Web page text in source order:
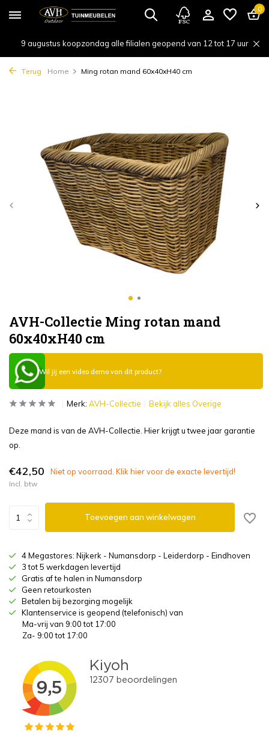
0
9 augustus koopzondag alle filialen geopend van 12 tot 17 uur
Terug Home Ming rotan mand 60x40xH40 cm
AVH-Collectie Ming rotan mand
60x40xH40 cm
Wil jij een video demo van dit product?
Merk: AVH-Collectie Bekijk alles Overige
Deze mand is van de AVH-Collectie. Hier krijgt u twee jaar garantie
op.
€42,50 Niet op voorraad. Klik hier voor de exacte levertijd!
Incl. btw
Toevoegen aan winkelwagen
4 Megastores: Nijkerk - Numansdorp - Leiderdorp - Eindhoven
3 tot 5 werkdagen levertijd
Gratis af te halen in Numansdorp
Geen retourkosten
Betalen bij bezorging mogelijk
Klantenservice is geopend (telefonisch) van
Ma-vrij van 9:00 tot 17:00
Za- 9:00 tot 17:00